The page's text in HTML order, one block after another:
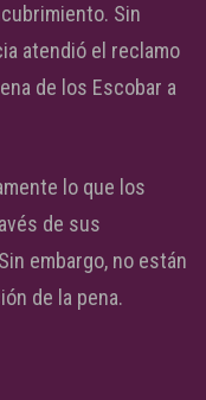
Sin
atendió el reclamo
de los Escobar a
lo que los
de sus
embargo, no están
de la pena.